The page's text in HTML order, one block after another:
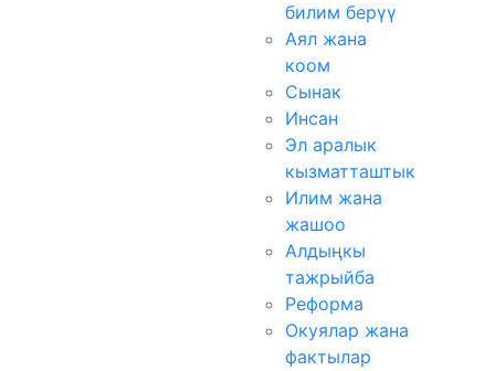
билим берүү
Аял жана
коом
Сынак
Инсан
Эл аралык
кызматташтык
Илим жана
жашоо
Алдыңкы
тажрыйба
Реформа
Окуялар жана
фактылар